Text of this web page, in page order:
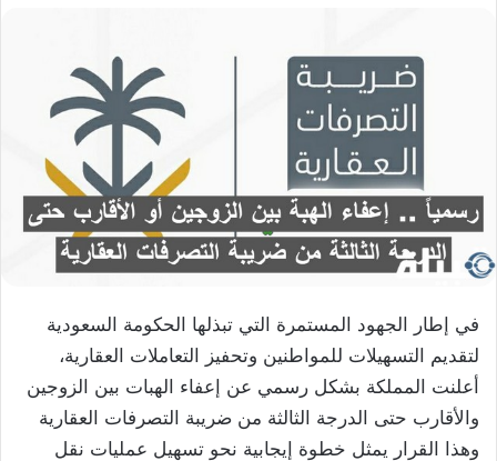
في إطار الجهود المستمرة التي تبذلها الحكومة السعودية
لتقديم التسهيلات للمواطنين وتحفيز التعاملات العقارية،
أعلنت المملكة بشكل رسمي عن إعفاء الهبات بين الزوجين
والأقارب حتى الدرجة الثالثة من ضريبة التصرفات العقارية
وهذا القرار يمثل خطوة إيجابية نحو تسهيل عمليات نقل